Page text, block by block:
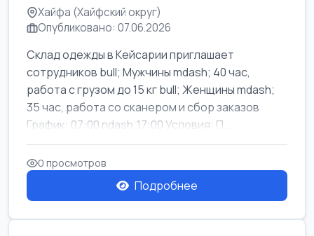
Хайфа (Хайфский округ)
Опубликовано: 07.06.2026
Склад одежды в Кейсарии приглашает
сотрудников bull; Мужчины mdash; 40 час,
работа с грузом до 15 кг bull; Женщины mdash;
35 час, работа со сканером и сбор заказов
График: 07:00 ndash;17:00 Условия: П...
0 просмотров
Подробнее